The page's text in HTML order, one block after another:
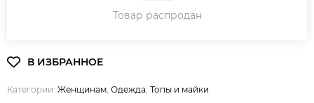
Товар распродан
Категории: Женщинам, Одежда, Топы и майки